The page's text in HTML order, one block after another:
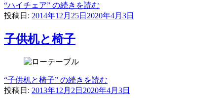
“ハイチェア” の続きを読む
投稿日: 2014年12月25日 2020年4月3日
子供机と椅子
“子供机と椅子” の続きを読む
投稿日: 2013年12月2日 2020年4月3日